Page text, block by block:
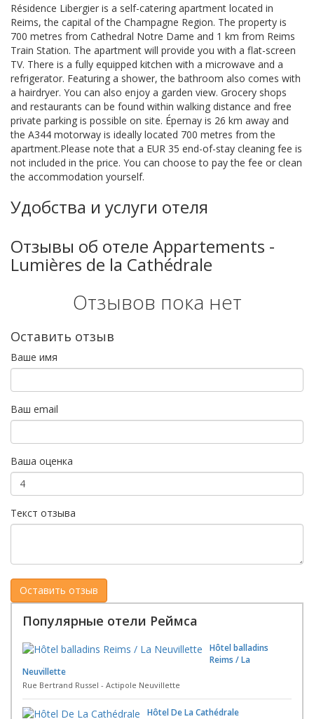
Résidence Libergier is a self-catering apartment located in
Reims, the capital of the Champagne Region. The property is
700 metres from Cathedral Notre Dame and 1 km from Reims
Train Station. The apartment will provide you with a flat-screen
TV. There is a fully equipped kitchen with a microwave and a
refrigerator. Featuring a shower, the bathroom also comes with
a hairdryer. You can also enjoy a garden view. Grocery shops
and restaurants can be found within walking distance and free
private parking is possible on site. Épernay is 26 km away and
the A344 motorway is ideally located 700 metres from the
apartment.Please note that a EUR 35 end-of-stay cleaning fee is
not included in the price. You can choose to pay the fee or clean
the accommodation yourself.
Удобства и услуги отеля
Отзывы об отеле Appartements -
Lumières de la Cathédrale
Отзывов пока нет
Оставить отзыв
Ваше имя
Ваш email
Ваша оценка
Текст отзыва
Популярные отели Реймса
Hôtel balladins
Reims / La
Neuvillette
Rue Bertrand Russel - Actipole Neuvillette
Hôtel De La Cathédrale